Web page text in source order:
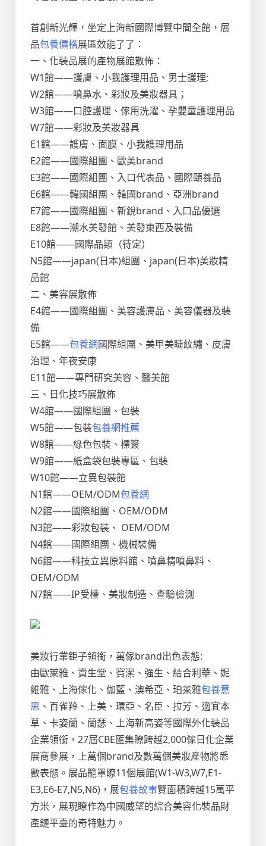
首創新光輝，坐定上海新國際博覽中間全館，展
品包養價格展區效能了了：
一、化裝品展的產物展館散佈：
W1館——護膚、小我護理用品、男士護理;
W2館——噴鼻水、彩妝及美妝器具；
W3館——口腔護理、傢用洗濯、孕嬰童護理用品
W7館——彩妝及美妝器具
E1館——護膚、面膜、小我護理用品
E2館——國際組團、歐美brand
E3館——國際組團、入口代表品、國際頤養品
E6館——韓國組團、韓國brand、亞洲brand
E7館——國際組團、新銳brand、入口品優選
E8館——潮水美發館、美發東西及裝備
E10館——國際品類（待定）
N5館——japan(日本)組團、japan(日本)美妝精
品館
二、美容展散佈
E4館——國際組團、美容護膚品、美容儀器及裝
備
E5館——包養網國際組團、美甲美睫紋繡、皮膚
治理、年夜安康
E11館——專門研究美容、醫美館
三、日化技巧展散佈
W4館——國際組團、包裝
W5館——包裝包養網推薦
W8館——綠色包裝、標簽
W9館——紙盒袋包裝專區、包裝
W10館——立異包裝館
N1館——OEM/ODM包養網
N2館——國際組團、OEM/ODM
N3館——彩妝包裝、 OEM/ODM
N4館——國際組團、機械裝備
N6館——科技立異原料館、噴鼻精噴鼻料、
OEM/ODM
N7館——IP受權、美妝制造、查驗檢測
美妝行業鉅子領銜，萬傢brand出色表態:
由歐萊雅、資生堂、寶潔、強生、結合利華、妮
維雅、上海傢化、伽藍、澳希亞、珀萊雅包養意
思 、百雀羚、上美、環亞、名臣、拉芳、適宜本
草、卡姿蘭、蘭瑟、上海新高姿等國際外化裝品
企業領銜，27屆CBE匯集瞭跨越2,000傢日化企業
展商參展，上萬個brand及數萬個美妝產物將悉
數表態。展品籠罩瞭11個展館(W1-W3,W7,E1-
E3,E6-E7,N5,N6)，展包養故事覽面積跨越15萬平
方米，展現瞭作為中國威望的綜合美容化裝品財
產鏈平臺的奇特魅力。